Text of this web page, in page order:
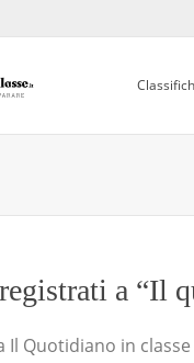
a “Il
Il Quotidiano in